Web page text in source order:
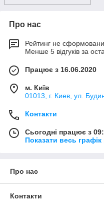
Про нас
Рейтинг не
Менше 5 відгуків за
Працює з 16.06.2020
м. Київ
01013, г. Киев, ул.
Контакти
Сьогодні працює з
Показати весь
Про нас
Контакти